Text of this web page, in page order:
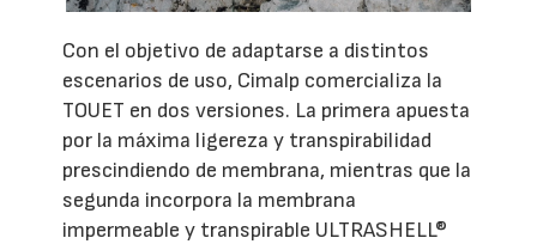
Con el objetivo de adaptarse a distintos
escenarios de uso, Cimalp comercializa la
TOUET en dos versiones. La primera apuesta
por la máxima ligereza y transpirabilidad
prescindiendo de membrana, mientras que la
segunda incorpora la membrana
impermeable y transpirable ULTRASHELL®